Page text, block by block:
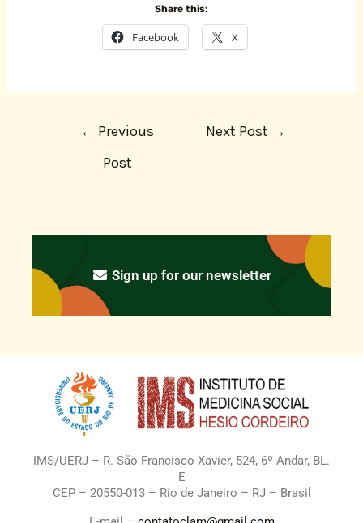
Share this:
Facebook X
← Previous
Post
Next Post →
Sign up for our newsletter
IMS/UERJ – R. São Francisco Xavier, 524, 6º Andar, BL.
E
CEP – 20550-013 – Rio de Janeiro – RJ – Brasil